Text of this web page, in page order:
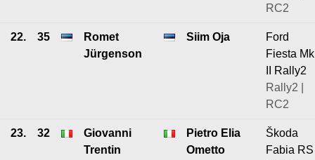
RC2
22. 35
Romet
Jürgenson
Siim Oja
Ford
Fiesta Mk
II Rally2
Rally2 |
RC2
23. 32
Giovanni
Trentin
Pietro Elia
Ometto
Škoda
Fabia RS